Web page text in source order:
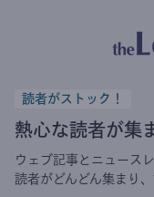
読者がストック！
熱心な読者が集
ウェブ記事とニュース
読者がどんどん集まり